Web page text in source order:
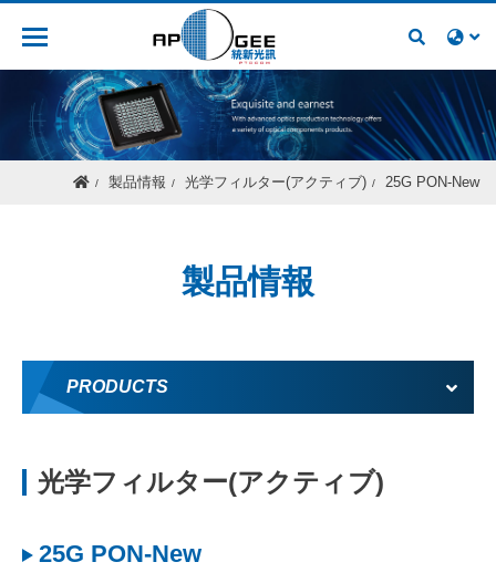
製品情報 光学フィルター(アクティブ) 25G PON-New
製品情報
PRODUCTS
光学フィルター(アクティブ)
25G PON-New